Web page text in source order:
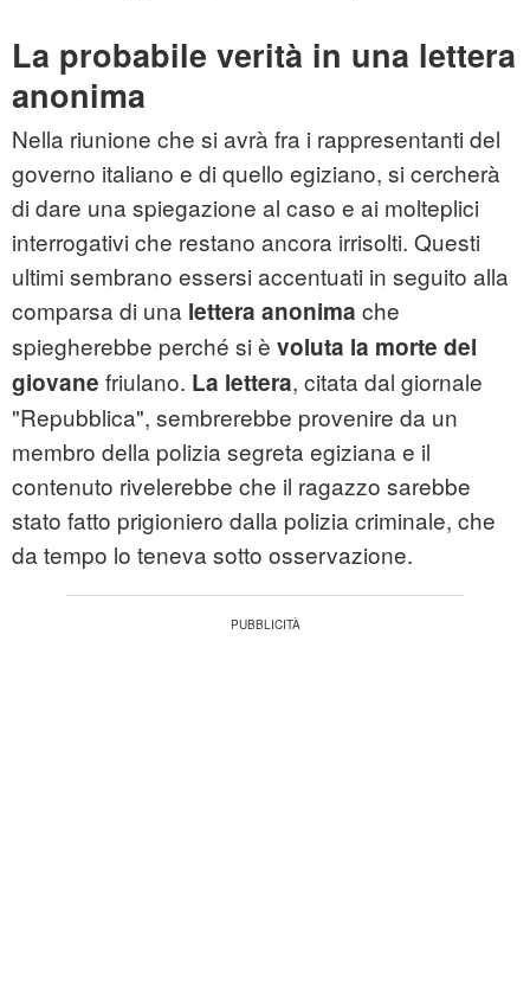
La probabile verità in una lettera
anonima
Nella riunione che si avrà fra i rappresentanti del
governo italiano e di quello egiziano, si cercherà
di dare una spiegazione al caso e ai molteplici
interrogativi che restano ancora irrisolti. Questi
ultimi sembrano essersi accentuati in seguito alla
comparsa di una lettera anonima che
spiegherebbe perché si è voluta la morte del
giovane friulano. La lettera, citata dal giornale
"Repubblica", sembrerebbe provenire da un
membro della polizia segreta egiziana e il
contenuto rivelerebbe che il ragazzo sarebbe
stato fatto prigioniero dalla polizia criminale, che
da tempo lo teneva sotto osservazione.